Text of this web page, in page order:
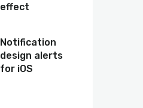
effect
Notification
design alerts
for iOS